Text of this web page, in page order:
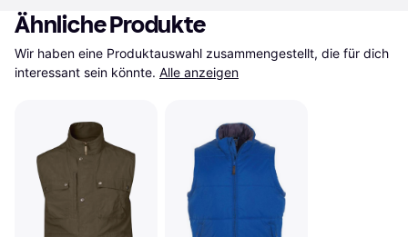
Ähnliche Produkte
Wir haben eine Produktauswahl zusammengestellt, die für dich
interessant sein könnte. Alle anzeigen